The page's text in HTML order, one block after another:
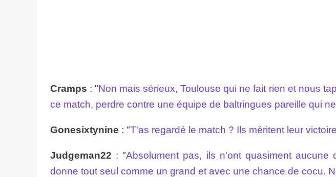
Cramps : "Non mais sérieux, Toulouse qui ne fait rien et nous
ce match, perdre contre une équipe de baltringues pareille qui
Gonesixtynine : "T'as regardé le match ? Ils méritent leur
Judgeman22 : "Absolument pas, ils n'ont quasiment
donne tout seul comme un grand et avec une chance de cocu.